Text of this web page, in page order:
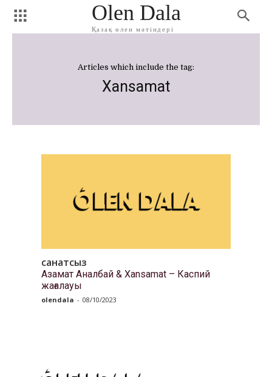
Olen Dala
Қазақ өлен мәтіндері
Articles which include the tag:
Xansamat
санатсыз
Азамат Аналбай & Xansamat – Каспий
жағалауы
olendala - 08/10/2023